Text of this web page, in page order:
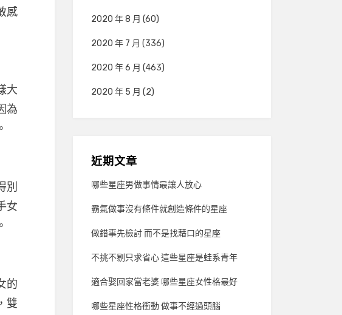
感
大
為
別
女
的
雙
2020 年 8 月 (60)
2020 年 7 月 (336)
2020 年 6 月 (463)
2020 年 5 月 (2)
近期文章
哪些星座男做事情最讓人放心
霸氣做事沒有條件就創造條件的星座
做錯事先檢討 而不是找藉口的星座
不挑不剔只求省心 這些星座是蛙系青年
適合娶回家當老婆 哪些星座女性格最好
哪些星座性格衝動 做事不經過頭腦